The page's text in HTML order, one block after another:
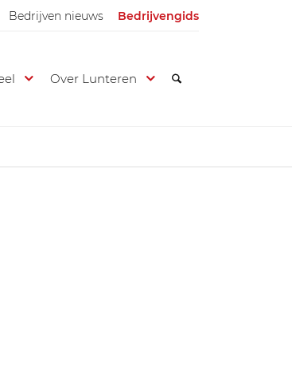
Bedrijven nieuws Bedrijvengids
Over Lunteren